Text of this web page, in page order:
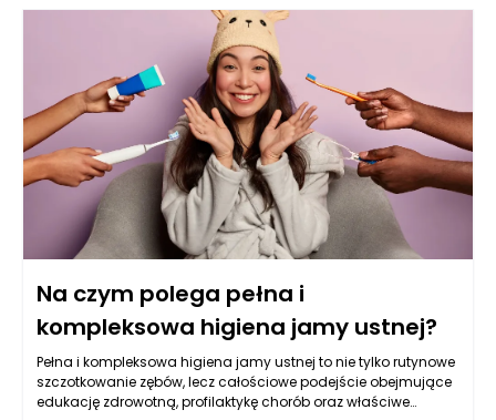
specjalistów. Dzięki nowoczesnym metodom
diagnostycznym, takim jak badania obrazowe czy bioptaty,
możliwe jest szybkie i precyzyjne określenie rodzaju nowotworu
oraz stadium jego rozwoju. Zrozumienie, czym jest onkologia i
jakie metody leczenia są dostępne, stanowi fundament
przygotowania pacjenta do terapii, co ma kluczowe
znaczenie w kontekście jego dalszego zdrowia i komfortu
psychicznego.
Na czym polega pełna i
kompleksowa higiena jamy ustnej?
Pełna i kompleksowa higiena jamy ustnej to nie tylko rutynowe
szczotkowanie zębów, lecz całościowe podejście obejmujące
edukację zdrowotną, profilaktykę chorób oraz właściwe